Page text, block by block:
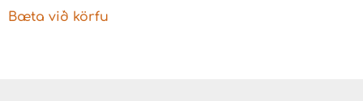
Bæta við körfu